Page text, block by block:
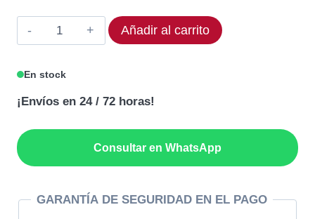
97,00€.82,45€.
Termostato
IMIT
Rango
0-
Añadir al carrito
En stock
¡Envíos en 24 / 72 horas!
Consultar en WhatsApp
GARANTÍA DE SEGURIDAD EN EL PAGO